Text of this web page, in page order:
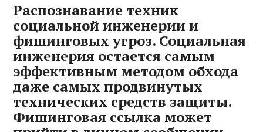
Распознавание техник
социальной инженерии и
фишинговых угроз. Социальная
инженерия остается самым
эффективным методом обхода
даже самых продвинутых
технических средств защиты.
Фишинговая ссылка может